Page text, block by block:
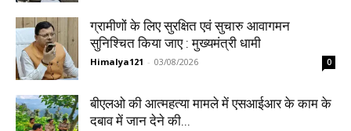
ग्रामीणों के लिए सुरक्षित एवं सुचारु आवागमन
सुनिश्चित किया जाए : मुख्यमंत्री धामी
Himalya121 - 03/08/2026 0
बीएलओ की आत्महत्या मामले में एसआईआर के काम के
दबाव में जान देने की...